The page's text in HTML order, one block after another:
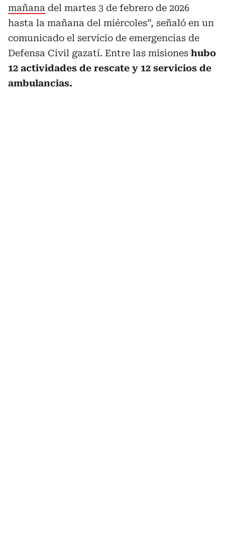
mañana del martes 3 de febrero de 2026
hasta la mañana del miércoles”, señaló en un
comunicado el servicio de emergencias de
Defensa Civil gazatí. Entre las misiones hubo
12 actividades de rescate y 12 servicios de
ambulancias.